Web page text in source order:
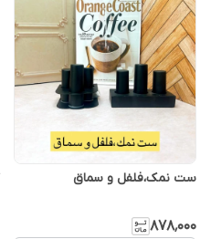
ست نمک،فلفل و سماق
۸۷۸٬۰۰۰